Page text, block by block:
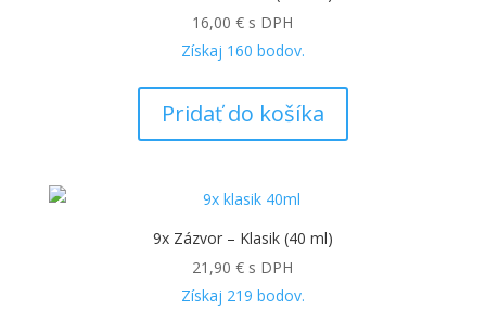
16,00€ s DPH
Získaj 160 bodov.
Pridať do košíka
9x Zázvor – Klasik (40 ml)
21,90€ s DPH
Získaj 219 bodov.